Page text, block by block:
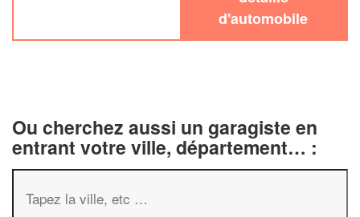
d'automobile
Ou cherchez aussi un garagiste en
entrant votre ville, département… :